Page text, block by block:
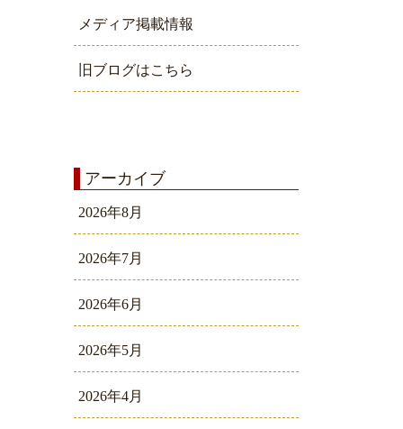
メディア掲載情報
旧ブログはこちら
アーカイブ
2026年8月
2026年7月
2026年6月
2026年5月
2026年4月